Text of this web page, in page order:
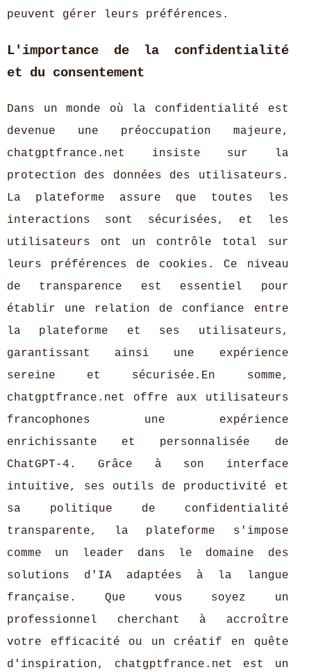
peuvent gérer leurs préférences.
L'importance de la confidentialité
et du consentement
Dans un monde où la confidentialité est
devenue une préoccupation majeure,
chatgptfrance.net insiste sur la
protection des données des utilisateurs.
La plateforme assure que toutes les
interactions sont sécurisées, et les
utilisateurs ont un contrôle total sur
leurs préférences de cookies. Ce niveau
de transparence est essentiel pour
établir une relation de confiance entre
la plateforme et ses utilisateurs,
garantissant ainsi une expérience
sereine et sécurisée.En somme,
chatgptfrance.net offre aux utilisateurs
francophones une expérience
enrichissante et personnalisée de
ChatGPT-4. Grâce à son interface
intuitive, ses outils de productivité et
sa politique de confidentialité
transparente, la plateforme s'impose
comme un leader dans le domaine des
solutions d'IA adaptées à la langue
française. Que vous soyez un
professionnel cherchant à accroître
votre efficacité ou un créatif en quête
d'inspiration, chatgptfrance.net est un